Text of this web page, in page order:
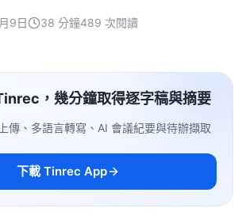
9日 38 分鐘489 次閱讀
，幾分鐘取得逐字稿與摘要
傳、多語言轉寫、AI 會議紀要與待辦擷取
下載 Tinrec App